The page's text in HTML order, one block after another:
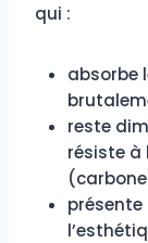
qui :
absorbe
reste
résiste